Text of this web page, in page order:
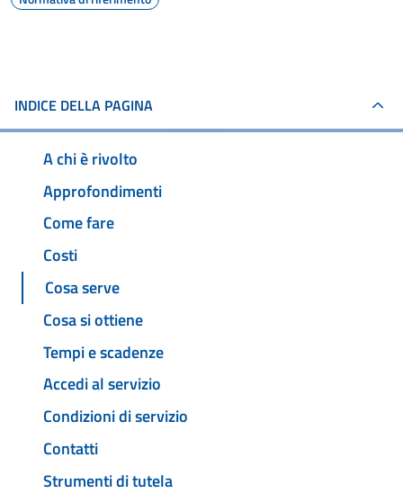
INDICE DELLA PAGINA
A chi è rivolto
Approfondimenti
Come fare
Costi
Cosa serve
Cosa si ottiene
Tempi e scadenze
Accedi al servizio
Condizioni di servizio
Contatti
Strumenti di tutela